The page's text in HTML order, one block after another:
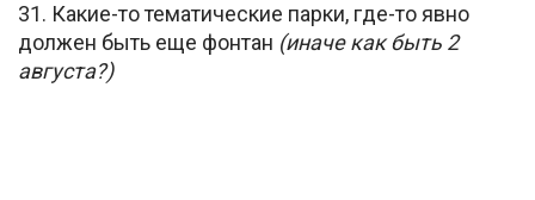
31. Какие-то тематические парки, где-то явно
должен быть еще фонтан (иначе как быть 2
августа?)